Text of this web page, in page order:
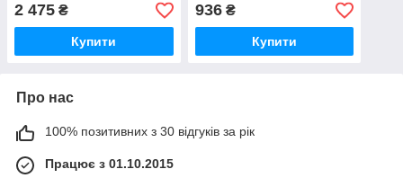
2 475 ₴
Купити
936₴
Купити
Про нас
100% позитивних з 30 відгуків за рік
Працює з 01.10.2015